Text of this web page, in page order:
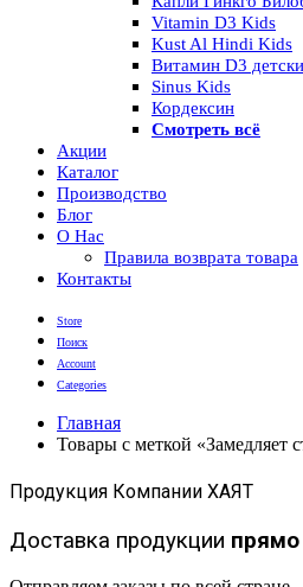
Vitamin D3 Kids
Kust Al Hindi Kids
Витамин D3
Sinus Kids
Кордексин
Смотреть всё
Акции
Каталог
Производство
Блог
О Нас
Правила возврата товара
Контакты
Store
Поиск
Account
Categories
Главная
Товары с меткой «Замедляет
Продукция Компании ХАЯТ
Доставка продукции